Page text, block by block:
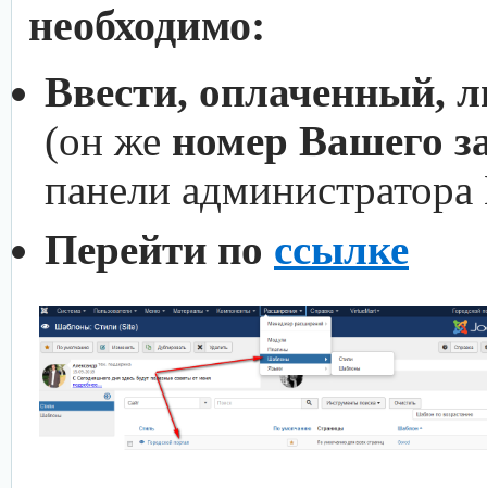
необходимо:
Ввести, оплаченный,
(он же номер Вашего
панели
Перейти по ссылке